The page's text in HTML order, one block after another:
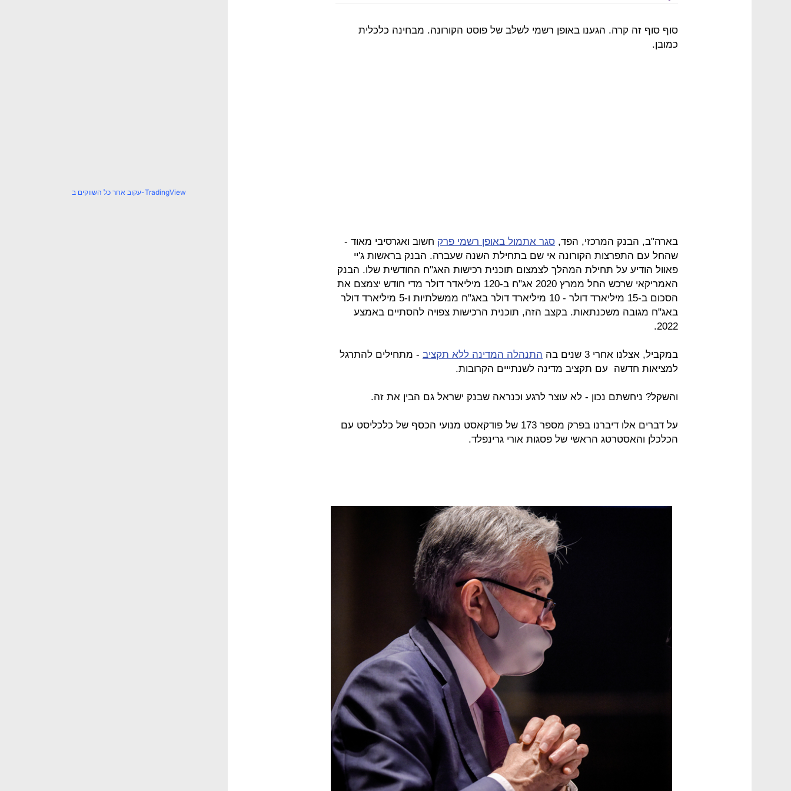
סוף סוף זה קרה. הגענו באופן רשמי לשלב של פוסט הקורונה. מבחינה כלכלית
כמובן.
בארה"ב, הבנק המרכזי, הפד, סגר אתמול באופן רשמי פרק חשוב ואגרסיבי מאוד -
שהחל עם התפרצות הקורונה אי שם בתחילת השנה שעברה. הבנק בראשות ג'יי
פאוול הודיע על תחילת המהלך לצמצום תוכנית רכישות האג"ח החודשית שלו. הבנק
האמריקאי שרכש החל ממרץ 2020 אג"ח ב-120 מיליאדר דולר מדי חודש יצמצם את
הסכום ב-15 מיליארד דולר - 10 מיליארד דולר באג"ח ממשלתיות ו-5 מיליארד דולר
באג"ח מגובה משכנתאות. בקצב הזה, תוכנית הרכישות צפויה להסתיים באמצע
2022.
במקביל, אצלנו אחרי 3 שנים בה התנהלה המדינה ללא תקציב - מתחילים להתרגל
למציאות חדשה עם תקציב מדינה לשנתייים הקרובות.
והשקל? ניחשתם נכון - לא עוצר לרגע וכנראה שבנק ישראל גם הבין את זה.
על דברים אלו דיברנו בפרק מספר 173 של פודקאסט מנועי הכסף של כלכליסט עם
הכלכלן והאסטרטג הראשי של פסגות אורי גרינפלד.
עקוב אחר כל השווקים ב-TradingView